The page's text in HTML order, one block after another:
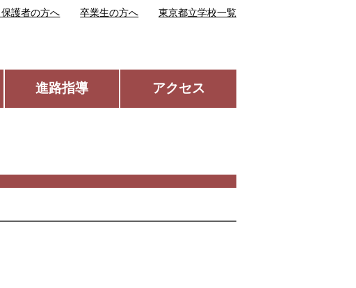
進路指導 アクセス
護者の方へ 卒業生の方へ 東京都立学校一覧